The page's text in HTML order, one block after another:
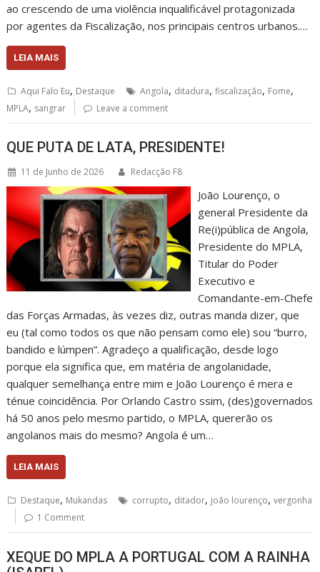
ao crescendo de uma violência inqualificável protagonizada
por agentes da Fiscalização, nos principais centros urbanos.…
LEIA MAIS
Aqui Falo Eu, Destaque Angola, ditadura,fiscalização, Fome,
MPLA, sangrar Leave a comment
QUE PUTA DE LATA, PRESIDENTE!
11 de Junho de 2026 Redacção F8
João Lourenço, o
general Presidente da
Re(i)pública de Angola,
Presidente do MPLA,
Titular do Poder
Executivo e
Comandante-em-Chefe
das Forças Armadas, às vezes diz, outras manda dizer, que
eu (tal como todos os que não pensam como ele) sou “burro,
bandido e lúmpen”. Agradeço a qualificação, desde logo
porque ela significa que, em matéria de angolanidade,
qualquer semelhança entre mim e João Lourenço é mera e
ténue coincidência. Por Orlando Castro ssim, (des)governados
há 50 anos pelo mesmo partido, o MPLA, quererão os
angolanos mais do mesmo? Angola é um…
LEIA MAIS
Destaque, Mukandas corrupto, ditador, joão lourenço,vergonha
1 Comment
XEQUE DO MPLA A PORTUGAL COM A RAINHA